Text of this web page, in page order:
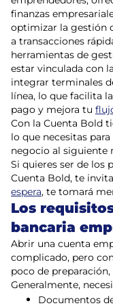
finanzas
optimizar la gestión
a transacciones
herramientas de
estar vinculada con
integrar terminales
línea, lo que facilita
pago y mejora tu
Con la Cuenta Bold
lo que necesitas
negocio al siguiente
Si quieres ser de los
Cuenta Bold, te
espera, te tomará
Los
bancaria
Abrir una cuenta
complicado, pero
poco de
Generalmente,
Documentos